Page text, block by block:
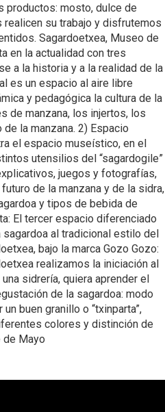
productos: mosto, dulce de
su trabajo y disfrutemos
Sagardoetxea, Museo de
en la actualidad con tres
a la historia y a la realidad de la
es un espacio al aire libre
y pedagógica la cultura de la
de manzana, los injertos, los
la manzana. 2) Espacio
el espacio museístico, en el
utensilios del “sagardogile”
juegos y fotografías,
de la manzana y de la sidra,
y tipos de bebida de
El tercer espacio diferenciado
al tradicional estilo del
bajo la marca Gozo Gozo:
realizamos la iniciación al
sidrería, quiera aprender el
de la sagardoa: modo
buen granillo o “txinparta”,
colores y distinción de
de Mayo